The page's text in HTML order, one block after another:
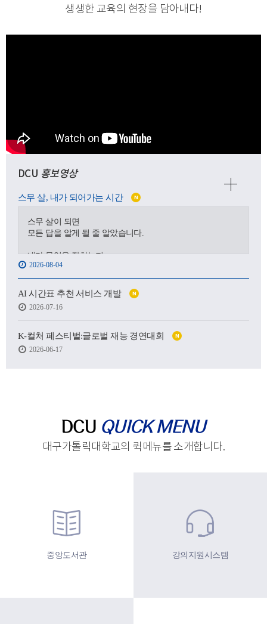
생생한 교육의 현장을 담아내다!
DCU 홍보영상
스무 살, 내가 되어가는 시간 N
스무 살이 되면
모든 답을 알게 될 줄 알았습니다.
내가 무엇을 잘하는지,
어디로 가야 하는지,
어떤 사람이 될 수 있을지.
하지만 처음 마주한 강의실도,
처음 건넨 인사도,
생각보다 낯설고 서툴렀습니다.
2026-08-04
AI 시간표 추천 서비스 개발 N
2026-07-16
K-컬처 페스티벌:글로벌 재능 경연대회 N
2026-06-17
DCU QUICK MENU
대구가톨릭대학교의 퀵메뉴를 소개합니다.
중앙도서관 강의지원시스템